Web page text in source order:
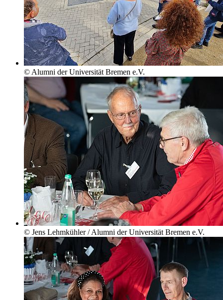
© Alumni der Universität Bremen e.V.
© Jens Lehmkühler / Alumni der Universität Bremen e.V.